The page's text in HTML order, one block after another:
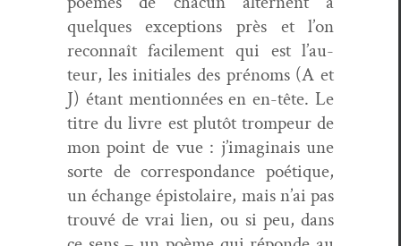
quelques excep­tions près et l’on
recon­naît facile­ment qui est l’au­
teur, les ini­tiales des prénoms (A et
J) étant men­tion­nées en en-tête. Le
titre du livre est plutôt trompeur de
mon point de vue : j’imag­i­nais une
sorte de cor­re­spon­dance poé­tique,
un échange épis­to­laire, mais n’ai pas
trou­vé de vrai lien, ou si peu, dans